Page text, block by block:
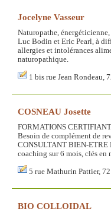
Jocelyne Vasseur
Naturopathe,
Luc Bodin et Eric Pearl, à
allergies et intolérances
naturopathique.
1 bis rue Jean Rondeau,
COSNEAU Josette
FORMATIONS
Besoin de complément de
CONSULTANT BIEN-
coaching sur 6 mois, clés en
5 rue Mathurin Pattier,
BIO COLLOIDAL